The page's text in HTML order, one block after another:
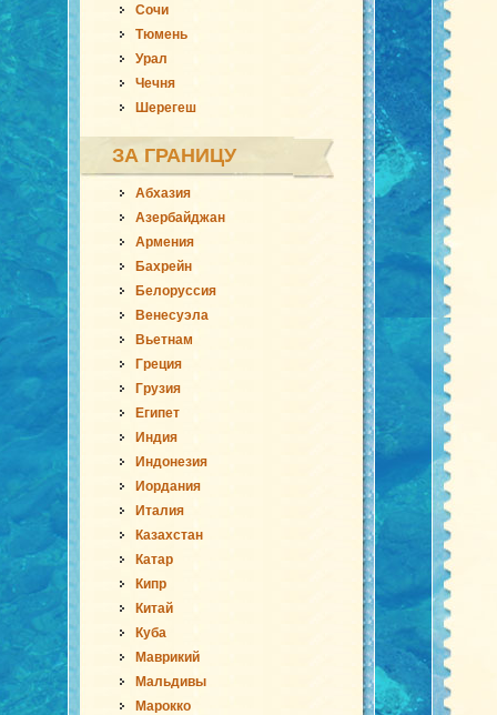
Сочи
Тюмень
Урал
Чечня
Шерегеш
ЗА ГРАНИЦУ
Абхазия
Азербайджан
Армения
Бахрейн
Белоруссия
Венесуэла
Вьетнам
Греция
Грузия
Египет
Индия
Индонезия
Иордания
Италия
Казахстан
Катар
Кипр
Китай
Куба
Маврикий
Мальдивы
Марокко